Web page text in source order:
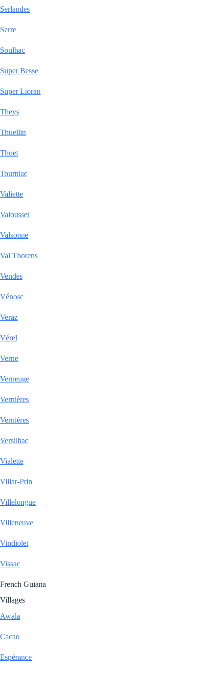
Serlandes
Serre
Soulhac
Super Besse
Super Lioran
Theys
Thuellin
Thuet
Tourniac
Valiette
Valousset
Valsonne
Val Thorens
Vendes
Vénosc
Veraz
Vérel
Verne
Verneuge
Vernières
Vernières
Versilhac
Vialette
Villar-Prin
Villelongue
Villeneuve
Vindiolet
Vissac
French Guiana
Villages
Awala
Cacao
Espérance